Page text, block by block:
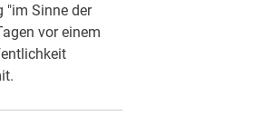
"im Sinne der
vor einem